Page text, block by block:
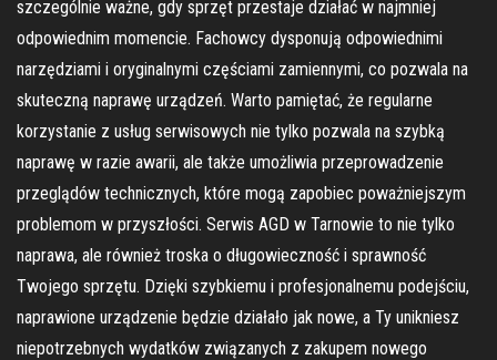
szczególnie ważne, gdy sprzęt przestaje działać w najmniej
odpowiednim momencie. Fachowcy dysponują odpowiednimi
narzędziami i oryginalnymi częściami zamiennymi, co pozwala na
skuteczną naprawę urządzeń. Warto pamiętać, że regularne
korzystanie z usług serwisowych nie tylko pozwala na szybką
naprawę w razie awarii, ale także umożliwia przeprowadzenie
przeglądów technicznych, które mogą zapobiec poważniejszym
problemom w przyszłości. Serwis AGD w Tarnowie to nie tylko
naprawa, ale również troska o długowieczność i sprawność
Twojego sprzętu. Dzięki szybkiemu i profesjonalnemu podejściu,
naprawione urządzenie będzie działało jak nowe, a Ty unikniesz
niepotrzebnych wydatków związanych z zakupem nowego